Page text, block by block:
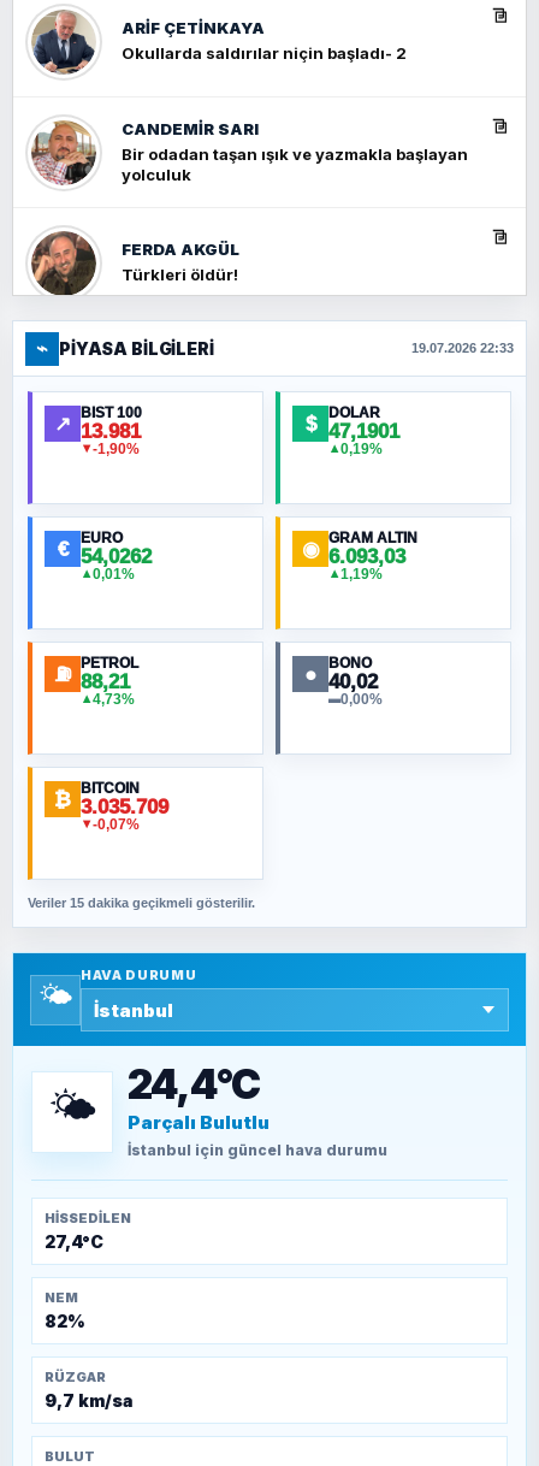
ARIF ÇETİNKAYA
Okullarda saldırılar niçin başladı- 2
CANDEMIR SARI
Bir odadan taşan ışık ve yazmakla başlayan
yolculuk
FERDA AKGÜL
Türkleri öldür!
FERHAT BÜYÜKKALKAN
Ankara Zirvesi: NATO Toplantısı mı, Yeni
Ortadoğu Haritasının Provası mı?
MURAT ÖZKAN
NURETTIN BÖLÜK
ORHAN KILIÇOĞLU
Fahişeye beyinli bir müstevli alçağına
SAVAŞ ŞAHİN
SEYFULLAH ÇİÇEK
TEOMAN ALPASLAN
Kütahya-Eskişehir Muharebeleri (10-24
⌁ PIYASA BILGILERI 19.07.2026 22:33
↗ BIST 100
13.981
▼-1,90%
$ DOLAR
47,1901
▲0,19%
€ EURO
54,0262
▲0,01%
◉ GRAM ALTIN
6.093,03
▲1,19%
⛽ PETROL
88,21
▲4,73%
● BONO
40,02
▬0,00%
₿ BITCOIN
3.035.709
▼-0,07%
Veriler 15 dakika geçikmeli gösterilir.
🌤️
HAVA DURUMU
🌤️ 24,4°C
Parçalı Bulutlu
İstanbul için güncel hava durumu
HISSEDILEN
27,4°C
NEM
82%
RÜZGAR
9,7 km/sa
BULUT